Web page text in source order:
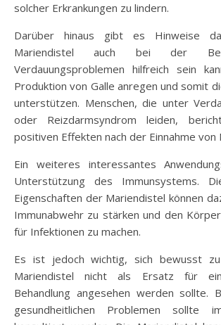
solcher Erkrankungen zu lindern.
Darüber hinaus gibt es Hinweise
Mariendistel auch bei der
Verdauungsproblemen hilfreich sein
Produktion von Galle anregen und somit
unterstützen. Menschen, die unter
oder Reizdarmsyndrom leiden,
positiven Effekten nach der Einnahme von
Ein weiteres interessantes
Unterstützung des Immunsystems.
Eigenschaften der Mariendistel können
Immunabwehr zu stärken und den
für Infektionen zu machen.
Es ist jedoch wichtig, sich bewusst
Mariendistel nicht als Ersatz für
Behandlung angesehen werden sollte.
gesundheitlichen Problemen sollte